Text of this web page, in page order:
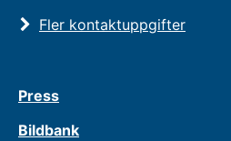
Fler kontaktuppgifter
Press
Bildbank